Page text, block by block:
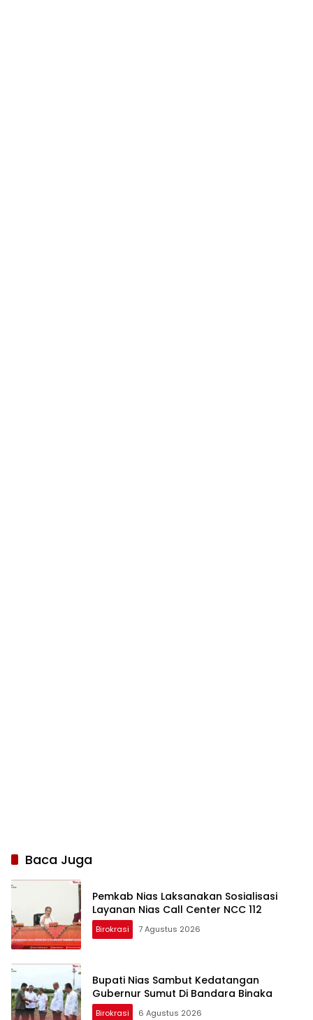
Baca Juga
Pemkab Nias Laksanakan Sosialisasi
Layanan Nias Call Center NCC 112
Birokrasi 7 Agustus 2026
Bupati Nias Sambut Kedatangan
Gubernur Sumut Di Bandara Binaka
Birokrasi 6 Agustus 2026